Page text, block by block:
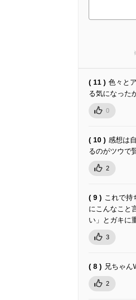
( 11 ) 色々と
る気になった
0
( 10 ) 感想は
るのがツウで
2
( 9 ) これで持
にこんなこと
い」とガキに
3
( 8 ) 兄ちゃん
2